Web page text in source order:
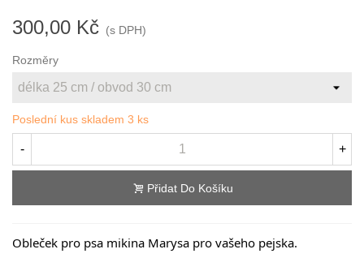
300,00 Kč (s DPH)
Rozměry
Poslední kus skladem 3 ks
- +
Přidat Do Košíku
Obleček pro psa mikina Marysa pro vašeho pejska.